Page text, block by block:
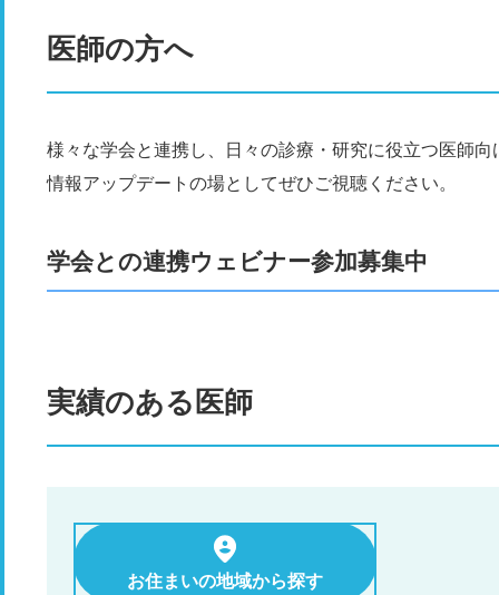
医師の方へ
様々な学会と連携し、日々の診療・研究に役立つ医師
情報アップデートの場としてぜひご視聴ください。
学会との連携ウェビナー参加募集中
実績のある医師
お住まいの地域から探す